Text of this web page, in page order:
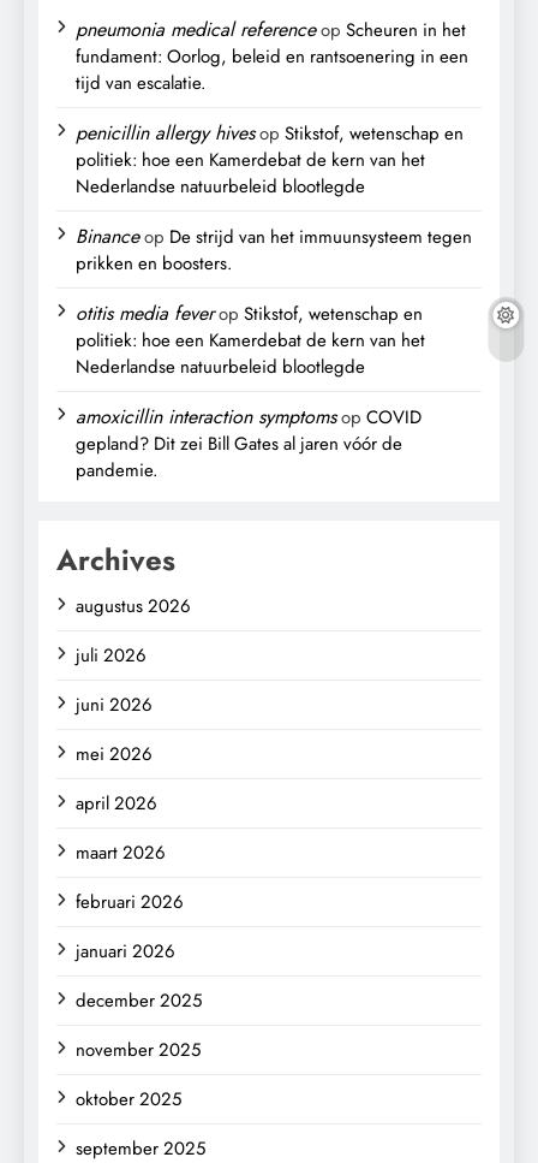
pneumonia medical referenceop Scheuren in het
fundament: Oorlog, beleid en rantsoenering in een
tijd van escalatie.
penicillin allergy hivesop Stikstof, wetenschap en
politiek: hoe een Kamerdebat de kern van het
Nederlandse natuurbeleid blootlegde
Binanceop De strijd van het immuunsysteem tegen
prikken en boosters.
otitis media feverop Stikstof, wetenschap en
politiek: hoe een Kamerdebat de kern van het
Nederlandse natuurbeleid blootlegde
amoxicillin interaction symptomsop COVID
gepland? Dit zei Bill Gates al jaren vóór de
pandemie.
Archives
augustus 2026
juli 2026
juni 2026
mei 2026
april 2026
maart 2026
februari 2026
januari 2026
december 2025
november 2025
oktober 2025
september 2025